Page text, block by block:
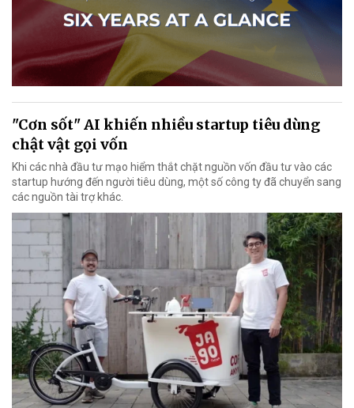
"Cơn sốt" AI khiến nhiều startup tiêu dùng
chật vật gọi vốn
Khi các nhà đầu tư mạo hiểm thắt chặt nguồn vốn đầu tư vào các
startup hướng đến người tiêu dùng, một số công ty đã chuyển sang
các nguồn tài trợ khác.